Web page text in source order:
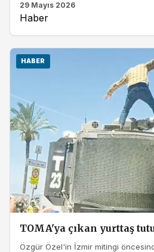
29 Mayıs 2026
Haber
HABER
TOMA'ya çıkan yurttaş
Özgür Özel'in İzmir mitingi